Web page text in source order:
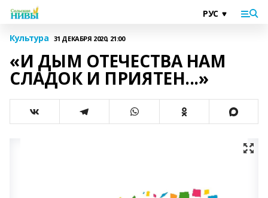
Культура 31 ДЕКАБРЯ 2020, 21:00
«И ДЫМ ОТЕЧЕСТВА НАМ
СЛАДОК И ПРИЯТЕН...»